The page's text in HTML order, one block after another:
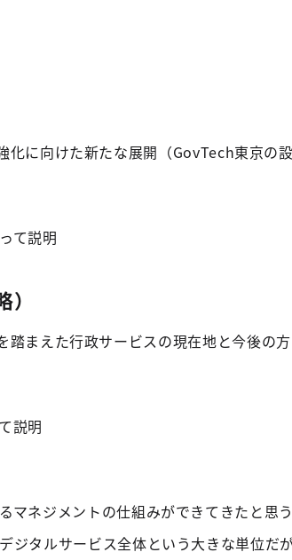
化に向けた新たな展開（GovTech東京の設
て説明
踏まえた行政サービスの現在地と今後の
説明
マネジメントの仕組みができてきたと思う
ジタルサービス全体という大きな単位だ